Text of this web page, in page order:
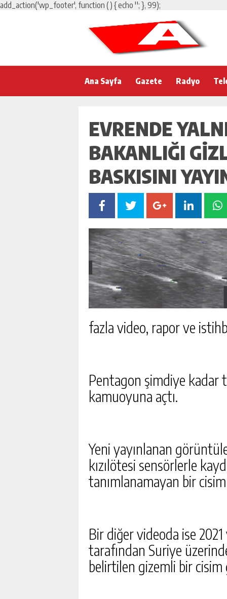
add_action('wp_footer', function () { echo ''; }, 99);
Ana Sayfa Gazete Radyo
EVRENDE
BAKANLIĞI
BASKISINI
fazla video, rapor ve
Pentagon şimdiye kadar
kamuoyuna açtı.
Yeni yayınlanan
kızılötesi sensörlerle
tanımlanamayan bir
Bir diğer videoda ise
tarafından Suriye
belirtilen gizemli bir
GÜNLÜK HABER
YAPAY ZEKA DEVREYE
DEĞIŞTI. VERI SAVAŞI